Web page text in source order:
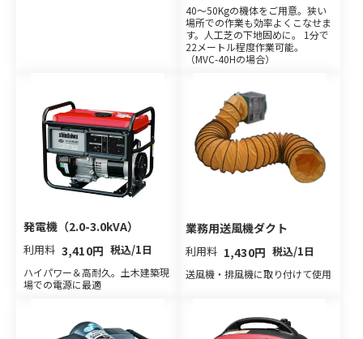
40～50Kgの機体をご用意。狭い
場所での作業も効率よくこなせま
す。人工芝の下地固めに。 1分で
22メートル程度作業可能。
（MVC-40Hの場合）
発電機（2.0-3.0kVA）
利用料 3,410円 税込/1日
ハイパワー＆高耐久。土木建築現
場での電源に最適
業務用送風機ダクト
利用料 1,430円 税込/1日
送風機・排風機に取り付けて使用